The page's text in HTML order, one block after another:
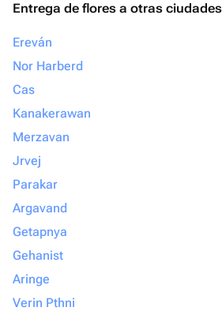
Entrega de flores a otras ciudades
Ereván
Nor Harberd
Cas
Kanakerawan
Merzavan
Jrvej
Parakar
Argavand
Getapnya
Gehanist
Aringe
Verin Pthni